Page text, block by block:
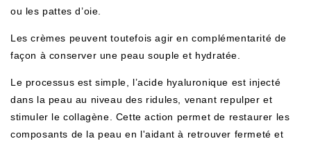
ou les pattes d’oie.
Les crèmes peuvent toutefois agir en complémentarité de
façon à conserver une peau souple et hydratée.
Le processus est simple, l’acide hyaluronique est injecté
dans la peau au niveau des ridules, venant repulper et
stimuler le collagène. Cette action permet de restaurer les
composants de la peau en l'aidant à retrouver fermeté et